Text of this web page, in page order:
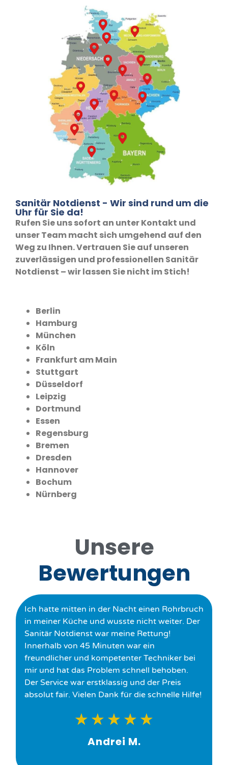
Sanitär Notdienst - Wir sind rund um die
Uhr für Sie da!
Rufen Sie uns sofort an unter Kontakt und
unser Team macht sich umgehend auf den
Weg zu Ihnen. Vertrauen Sie auf unseren
zuverlässigen und professionellen Sanitär
Notdienst – wir lassen Sie nicht im Stich!
Berlin
Hamburg
München
Köln
Frankfurt am Main
Stuttgart
Düsseldorf
Leipzig
Dortmund
Essen
Regensburg
Bremen
Dresden
Hannover
Bochum
Nürnberg
Unsere
Bewertungen
Ich hatte mitten in der Nacht einen Rohrbruch
in meiner Küche und wusste nicht weiter. Der
Sanitär Notdienst war meine Rettung!
Innerhalb von 45 Minuten war ein
freundlicher und kompetenter Techniker bei
mir und hat das Problem schnell behoben.
Der Service war erstklassig und der Preis
absolut fair. Vielen Dank für die schnelle Hilfe!
★ ★ ★ ★ ★
Andrei M.